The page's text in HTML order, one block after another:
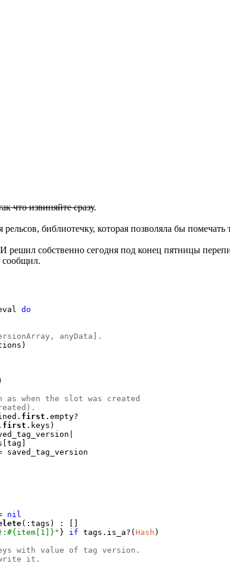
что извиняйте сразу.
библиотечку, которая позволяла бы помечать
решил собственно сегодня под конец пятницы
сообщил.
do
anyData].
when the slot was created
first .empty?
first .keys)
nil
(:tags) : []
} if tags.is_a?( Hash )
with value of tag version.
it.